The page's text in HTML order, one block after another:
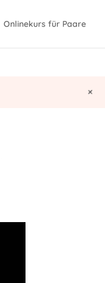
Onlinekurs für Paare
+